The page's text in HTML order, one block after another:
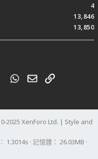
4
13,846
13,850
TumblrWhatsApp
電子郵件
連結
2025 XenForo Ltd. | Style and
1.3014s 記憶體 26.03MB